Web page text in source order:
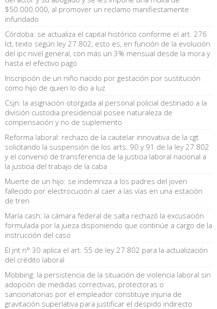
$50.000.000, al promover un reclamo manifiestamente
infundado
Córdoba: se actualiza el capital histórico conforme el art. 276
lct, texto según ley 27.802, esto es, en función de la evolución
del ipc nivel general, con más un 3% mensual desde la mora y
hasta el efectivo pago
Inscripción de un niño nacido por gestación por sustitución
como hijo de quien lo dio a luz
Csjn: la asignación otorgada al personal policial destinado a la
división custodia presidencial posee naturaleza de
compensación y no de suplemento
Reforma laboral: rechazo de la cautelar innovativa de la cgt
solicitando la suspensión de los arts. 90 y 91 de la ley 27.802
y el convenio de transferencia de la justicia laboral nacional a
la justicia del trabajo de la caba
Muerte de un hijo: se indemniza a los padres del joven
fallecido por electrocución al caer a las vías en una estación
de tren
María cash: la cámara federal de salta rechazó la excusación
formulada por la jueza disponiendo que continúe a cargo de la
instrucción del caso
El jnt n° 30 aplica el art. 55 de ley 27.802 para la actualización
del crédito laboral
Mobbing: la persistencia de la situación de violencia laboral sin
adopción de medidas correctivas, protectoras o
sancionatorias por el empleador constituye injuria de
gravitación superlativa para justificar el despido indirecto